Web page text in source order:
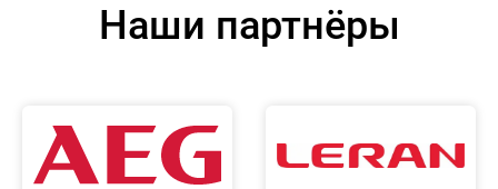
Наши партнёры